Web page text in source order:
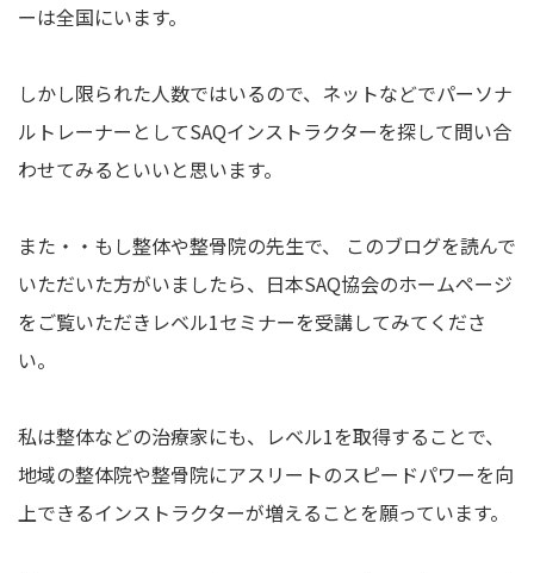
ーは全国にいます。
しかし限られた人数ではいるので、ネットなどでパーソナ
ルトレーナーとしてSAQインストラクターを探して問い合
わせてみるといいと思います。
また・・もし整体や整骨院の先生で、 このブログを読んで
いただいた方がいましたら、日本SAQ協会のホームページ
をご覧いただきレベル1セミナーを受講してみてくださ
い。
私は整体などの治療家にも、レベル1を取得することで、
地域の整体院や整骨院にアスリートのスピードパワーを向
上できるインストラクターが増えることを願っています。